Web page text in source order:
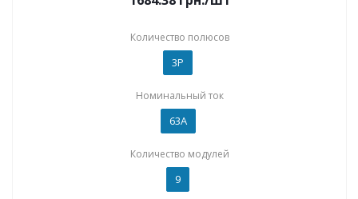
Количество полюсов
3P
Номинальный ток
63А
Количество модулей
9